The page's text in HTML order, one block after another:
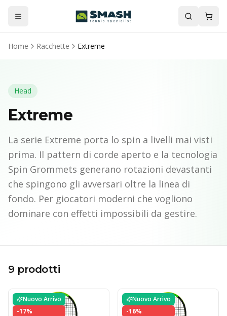
Home Racchette Extreme
Head
Extreme
La serie Extreme porta lo spin a livelli mai visti
prima. Il pattern di corde aperto e la tecnologia
Spin Grommets generano rotazioni devastanti
che spingono gli avversari oltre la linea di
fondo. Per giocatori moderni che vogliono
dominare con effetti impossibili da gestire.
9 prodotti
Nuovo Arrivo
-17%
Nuovo Arrivo
-16%